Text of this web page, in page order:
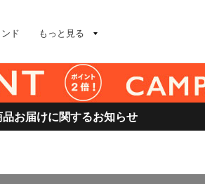
ド もっと見る
品お届けに関するお知らせ